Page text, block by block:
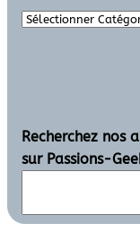
Recherchez nos
sur Passions-